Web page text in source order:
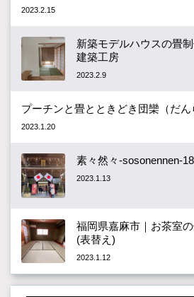
2023.2.15
新築モデルハウスの畳
建築工房
2023.2.9
プーチンと畳とときどき団欒（だん
2023.1.20
素々然々-sosonennen-18
2023.1.13
福岡県嘉麻市｜お茶室
(表替え)
2023.1.12